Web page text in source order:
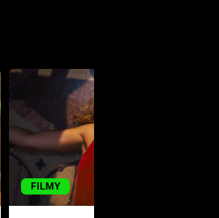
FILMY